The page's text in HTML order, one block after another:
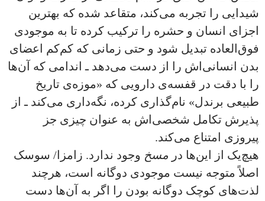
شیدایی را تجربه می‌کند، متقاعد شده که بهترین
اجزای انسان و حشره را ترکیب کرده تا به موجودی
فوق‌العاده تبدیل شود و حتی زمانی که کم‌کم اعضای
بدن انسانی‌اش را از دست می‌دهد ـ اندامی که آن‌ها
را با دقت در قفسه‌ی دارویی که «موزه‌ی تاریخ
طبیعی برندل» نام‌گذاری کرده، نگه‌داری می‌کند ـ از
پذیرش تکامل شخصی‌اش به عنوان چیزی جز
پیروزی امتناع می‌کند.
هیچ‌یک از این‌ها در مسخ وجود ندارد. زامزا/ سوسک
اصلاً متوجه نیست موجودی دوگانه است، هرچند
لذت‌های کوچک دوگانه بودن را اگر به آن‌ها دست